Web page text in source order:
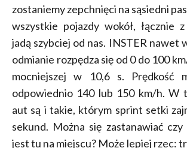
zostaniemy zepchnięci na sąsiedni
wszystkie pojazdy wokół, łącznie
jadą szybciej od nas. INSTER nawet
odmianie rozpędza się od 0 do 100
mocniejszej w 10,6 s. Prędkość
odpowiednio 140 lub 150 km/h. W
aut są i takie, którym sprint setki
sekund. Można się zastanawiać czy
jest tu na miejscu? Może lepiej rzec: